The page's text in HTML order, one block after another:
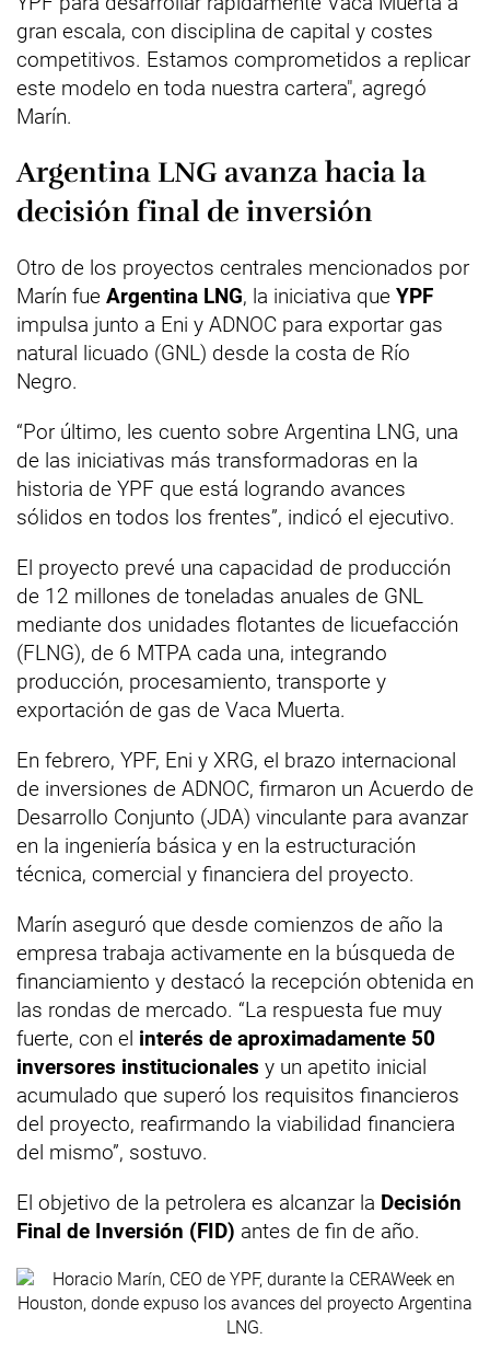
gran escala, con disciplina de capital y costes
competitivos. Estamos comprometidos a replicar
este modelo en toda nuestra cartera", agregó
Marín.
Argentina LNG avanza hacia la
decisión final de inversión
Otro de los proyectos centrales mencionados por
Marín fue Argentina LNG, la iniciativa que YPF
impulsa junto a Eni y ADNOC para exportar gas
natural licuado (GNL) desde la costa de Río
Negro.
“Por último, les cuento sobre Argentina LNG, una
de las iniciativas más transformadoras en la
historia de YPF que está logrando avances
sólidos en todos los frentes”, indicó el ejecutivo.
El proyecto prevé una capacidad de producción
de 12 millones de toneladas anuales de GNL
mediante dos unidades flotantes de licuefacción
(FLNG), de 6 MTPA cada una, integrando
producción, procesamiento, transporte y
exportación de gas de Vaca Muerta.
En febrero, YPF, Eni y XRG, el brazo internacional
de inversiones de ADNOC, firmaron un Acuerdo de
Desarrollo Conjunto (JDA) vinculante para avanzar
en la ingeniería básica y en la estructuración
técnica, comercial y financiera del proyecto.
Marín aseguró que desde comienzos de año la
empresa trabaja activamente en la búsqueda de
financiamiento y destacó la recepción obtenida en
las rondas de mercado. “La respuesta fue muy
fuerte, con el interés de aproximadamente 50
inversores institucionales y un apetito inicial
acumulado que superó los requisitos financieros
del proyecto, reafirmando la viabilidad financiera
del mismo”, sostuvo.
El objetivo de la petrolera es alcanzar la Decisión
Final de Inversión (FID) antes de fin de año.